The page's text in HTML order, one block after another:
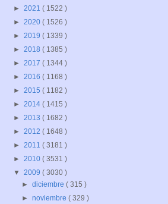
► 2021 ( 1522 )
► 2020 ( 1526 )
► 2019 ( 1339 )
► 2018 ( 1385 )
► 2017 ( 1344 )
► 2016 ( 1168 )
► 2015 ( 1182 )
► 2014 ( 1415 )
► 2013 ( 1682 )
► 2012 ( 1648 )
► 2011 ( 3181 )
► 2010 ( 3531 )
▼ 2009 ( 3030 )
►diciembre( 315 )
►noviembre( 329 )